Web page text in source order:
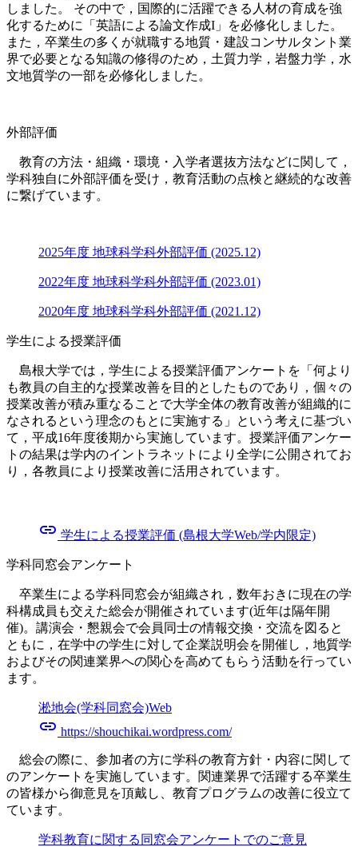
しました。 その中で，国際的に活躍できる人材の育成を強
化するために「英語による論文作成I」を必修化しました。
また，卒業生の多くが就職する地質・建設コンサルタント業
界で必要となる知識の修得のため，土質力学，岩盤力学，水
文地質学の一部を必修化しました。
外部評価
教育の方法・組織・環境・入学者選抜方法などに関して，
学科独自に外部評価を受け，教育活動の点検と継続的な改善
に繋げています。
2025年度 地球科学科外部評価 (2025.12)
2022年度 地球科学科外部評価 (2023.01)
2020年度 地球科学科外部評価 (2021.12)
学生による授業評価
島根大学では，学生による授業評価アンケートを「何より
も教員の自主的な授業改善を目的としたものであり，個々の
授業改善が積み重なることで大学全体の教育改善が組織的に
なされるという理念のもとに実施する」という考えに基づい
て，平成16年度後期から実施しています。授業評価アンケー
トの結果は学内のイントラネットにより全学に公開されてお
り，各教員により授業改善に活用されています。
link 学生による授業評価 (島根大学Web/学内限定)
学科同窓会アンケート
卒業生による学科同窓会が組織され，数年おきに現在の学
科構成員も交えた総会が開催されています(近年は隔年開
催)。講演会・懇親会で会員同士の情報交換・交流を図ると
ともに，在学中の学生に対して企業説明会を開催し，地質学
およびその関連業界への関心を高めてもらう活動を行ってい
ます。
淞地会(学科同窓会)Web
link https://shouchikai.wordpress.com/
総会の際に、参加者の方に学科の教育方針・内容に関して
のアンケートを実施しています。関連業界で活躍する卒業生
の皆様から御意見を頂戴し、教育プログラムの改善に役立て
ています。
学科教育に関する同窓会アンケートでのご意見